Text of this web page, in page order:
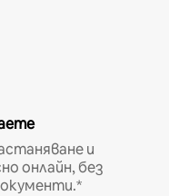
и
онлайн, без